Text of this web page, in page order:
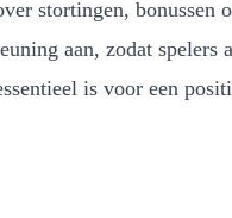
stortingen, bonussen
aan, zodat spelers
is voor een